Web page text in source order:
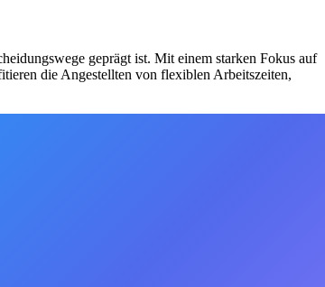
geprägt ist. Mit einem starken Fokus auf
die Angestellten von flexiblen Arbeitszeiten,